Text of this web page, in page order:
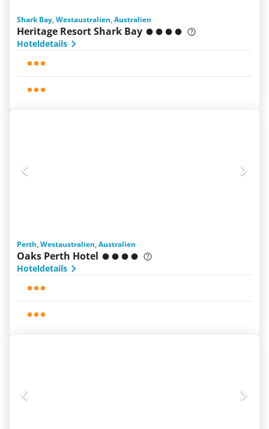
Shark Bay, Westaustralien, Australien
Heritage Resort Shark Bay
Hoteldetails
Perth, Westaustralien, Australien
Oaks Perth Hotel
Hoteldetails